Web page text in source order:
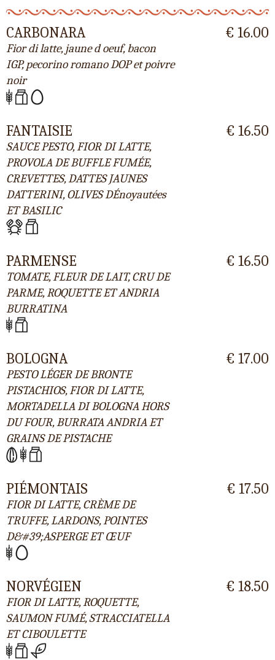
CARBONARA
Fior di latte, jaune d oeuf, bacon
IGP, pecorino romano DOP et poivre
noir
€ 16.00
FANTAISIE
SAUCE PESTO, FIOR DI LATTE,
PROVOLA DE BUFFLE FUMÉE,
CREVETTES, DATTES JAUNES
DATTERINI, OLIVES DÉnoyautées
ET BASILIC
€ 16.50
PARMENSE
TOMATE, FLEUR DE LAIT, CRU DE
PARME, ROQUETTE ET ANDRIA
BURRATINA
€ 16.50
BOLOGNA
PESTO LÉGER DE BRONTE
PISTACHIOS, FIOR DI LATTE,
MORTADELLA DI BOLOGNA HORS
DU FOUR, BURRATA ANDRIA ET
GRAINS DE PISTACHE
€ 17.00
PIÉMONTAIS
FIOR DI LATTE, CRÈME DE
TRUFFE, LARDONS, POINTES
D&#39;ASPERGE ET ŒUF
€ 17.50
NORVÉGIEN
FIOR DI LATTE, ROQUETTE,
SAUMON FUMÉ, STRACCIATELLA
ET CIBOULETTE
€ 18.50